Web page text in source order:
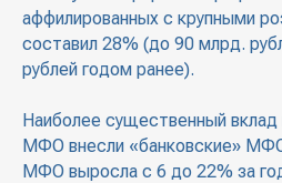
аффилированных с крупными
составил 28% (до 90 млрд.
рублей годом ранее).
Наиболее существенный
МФО внесли «банковские»
МФО выросла с 6 до 22% за